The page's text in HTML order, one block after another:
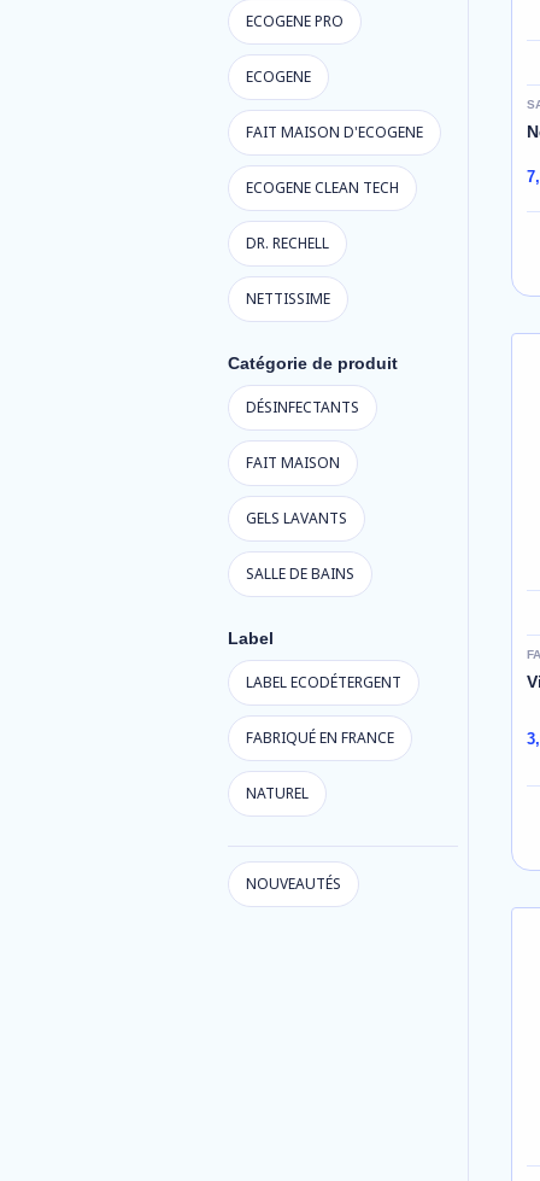
ECOGENE PRO
ECOGENE
FAIT MAISON D'ECOGENE
ECOGENE CLEAN TECH
DR. RECHELL
NETTISSIME
Catégorie de produit
DÉSINFECTANTS
FAIT MAISON
GELS LAVANTS
SALLE DE BAINS
Label
LABEL ECODÉTERGENT
FABRIQUÉ EN FRANCE
NATUREL
NOUVEAUTÉS